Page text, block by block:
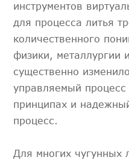
инструментов
для процесса литья
количественного
физики, металлургии
существенно
управляемый
принципах и
процесс.
Для многих чугунных